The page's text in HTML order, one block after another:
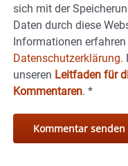
sich mit der
Daten durch diese
Informationen erfahren
Datenschutzerklärung.
unseren Leitfaden für
Kommentaren. *